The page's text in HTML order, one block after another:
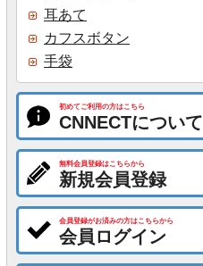
耳あて
カフスボタン
手袋
初めてご利用の方はこちら
CNNECTについて
無料会員登録はこちらから
新規会員登録
会員登録がお済みの方はこちらから
会員ログイン